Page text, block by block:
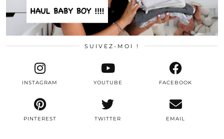
SUIVEZ-MOI !
TWITTER
INSTAGRAM FACEBOOK
PINTEREST
YOUTUBE
EMAIL